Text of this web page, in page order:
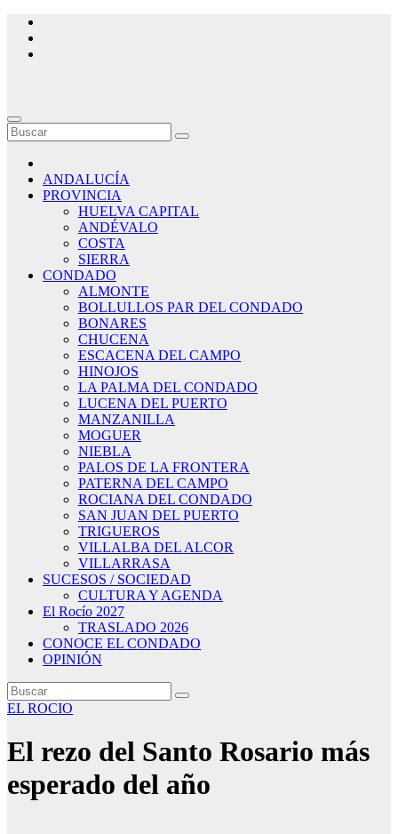
Saltar
contenido
ANDALUCÍA
PROVINCIA
HUELVA CAPITAL
ANDÉVALO
COSTA
SIERRA
CONDADO
ALMONTE
BOLLULLOS PAR DEL CONDADO
BONARES
CHUCENA
ESCACENA DEL CAMPO
HINOJOS
LA PALMA DEL CONDADO
LUCENA DEL PUERTO
MANZANILLA
MOGUER
NIEBLA
PALOS DE LA FRONTERA
PATERNA DEL CAMPO
ROCIANA DEL CONDADO
SAN JUAN DEL PUERTO
TRIGUEROS
VILLALBA DEL ALCOR
VILLARRASA
SUCESOS / SOCIEDAD
CULTURA Y AGENDA
El Rocío 2027
TRASLADO 2026
CONOCE EL CONDADO
OPINIÓN
EL ROCIO
El rezo del Santo Rosario más
esperado del año